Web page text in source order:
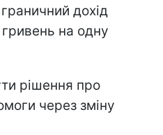
дохід
на одну
рішення про
через зміну